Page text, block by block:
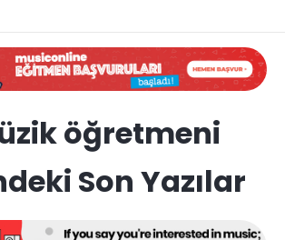
öğretmeni
Son Yazılar